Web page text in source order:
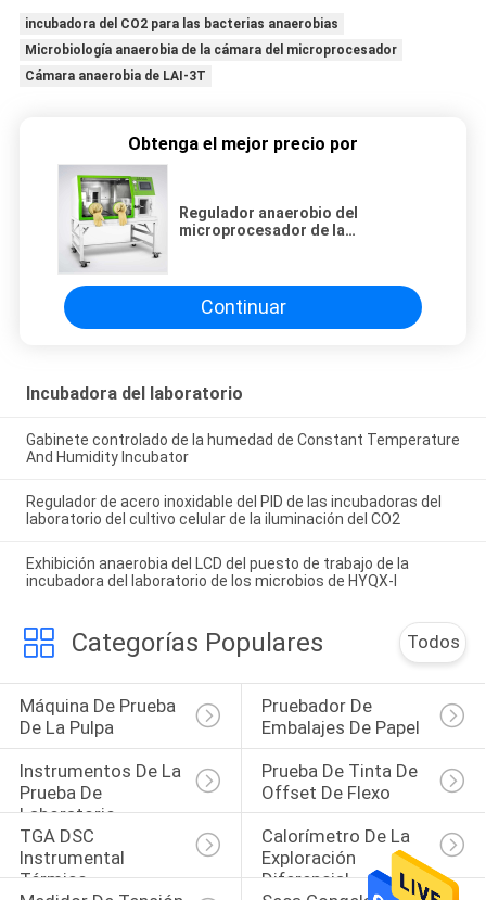
incubadora del CO2 para las bacterias anaerobias
Microbiología anaerobia de la cámara del microprocesador
Cámara anaerobia de LAI-3T
Obtenga el mejor precio por
Regulador anaerobio del
microprocesador de la
bacterias de YLAI-3T
Continuar
Incubadora del laboratorio
Gabinete controlado de la humedad de Constant Temperature
And Humidity Incubator
Regulador de acero inoxidable del PID de las incubadoras del
laboratorio del cultivo celular de la iluminación del CO2
Exhibición anaerobia del LCD del puesto de trabajo de la
incubadora del laboratorio de los microbios de HYQX-I
Categorías Populares Todos
Máquina De Prueba
De La Pulpa
Pruebador De
Embalajes De Papel
Instrumentos De La
Prueba De
Laboratorio
Prueba De Tinta De
Offset De Flexo
TGA DSC
Instrumental
Térmico
Calorímetro De La
Exploración
Diferencial